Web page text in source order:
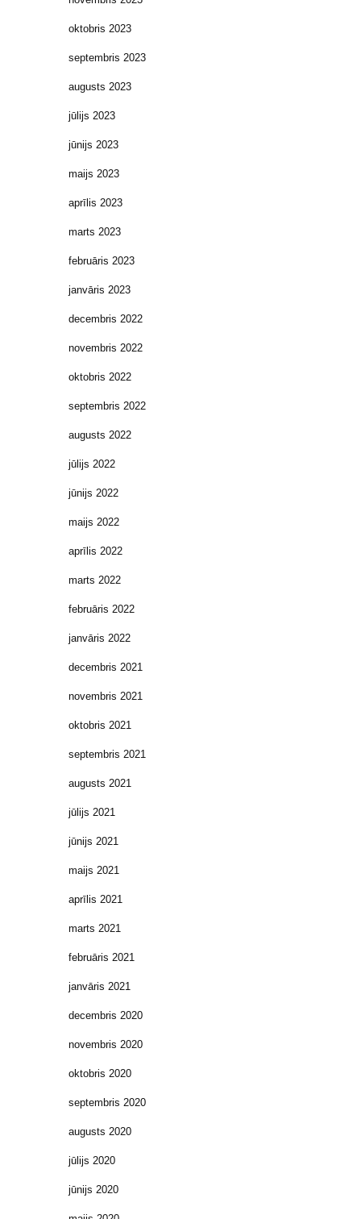
oktobris 2023
septembris 2023
augusts 2023
jūlijs 2023
jūnijs 2023
maijs 2023
aprīlis 2023
marts 2023
februāris 2023
janvāris 2023
decembris 2022
novembris 2022
oktobris 2022
septembris 2022
augusts 2022
jūlijs 2022
jūnijs 2022
maijs 2022
aprīlis 2022
marts 2022
februāris 2022
janvāris 2022
decembris 2021
novembris 2021
oktobris 2021
septembris 2021
augusts 2021
jūlijs 2021
jūnijs 2021
maijs 2021
aprīlis 2021
marts 2021
februāris 2021
janvāris 2021
decembris 2020
novembris 2020
oktobris 2020
septembris 2020
augusts 2020
jūlijs 2020
jūnijs 2020